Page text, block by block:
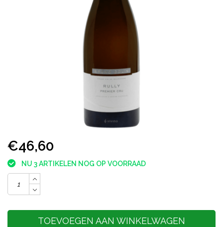
€46,60
NU 3 ARTIKELEN NOG OP VOORRAAD
TOEVOEGEN AAN WINKELWAGEN